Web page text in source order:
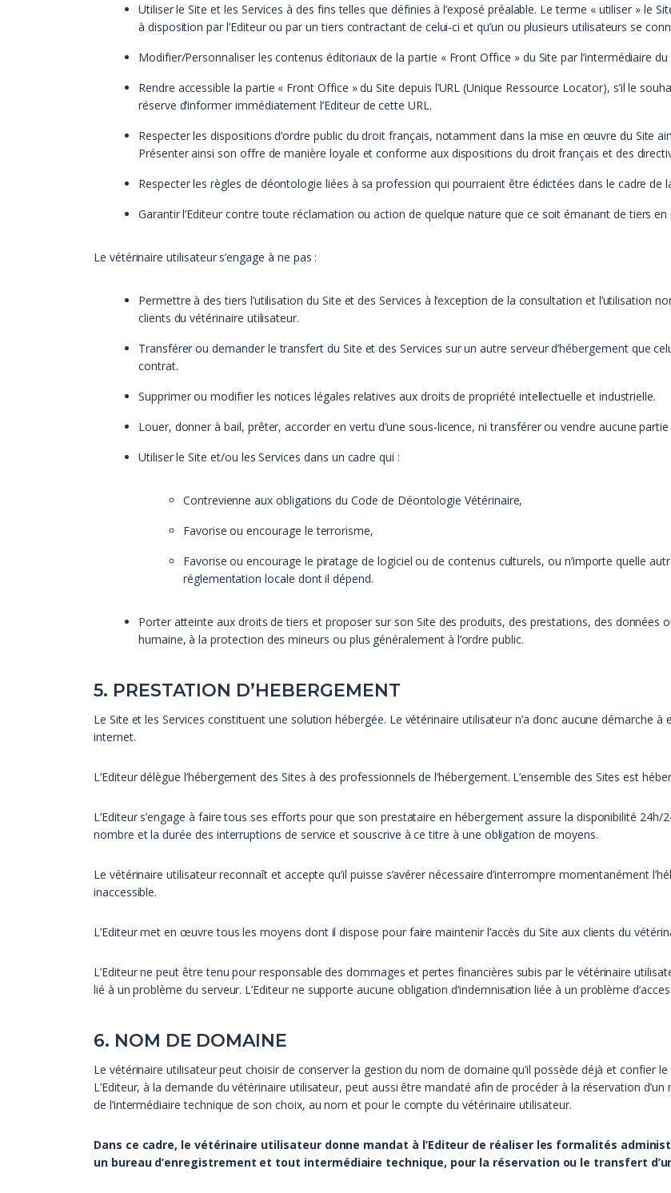
Utiliser le Site et les Services à des fins telles que définies à l’exposé préalable. Le terme « utiliser » le
à disposition par l’Editeur ou par un tiers contractant de celui-ci et qu’un ou plusieurs utilisateurs se
Modifier/Personnaliser les contenus éditoriaux de la partie « Front Office » du Site par l’intermédiaire
Rendre accessible la partie « Front Office » du Site depuis l’URL (Unique Ressource Locator), s’il le
réserve d’informer immédiatement l’Editeur de cette URL.
Respecter les dispositions d’ordre public du droit français, notamment dans la mise en œuvre du Site
Présenter ainsi son offre de manière loyale et conforme aux dispositions du droit français et des
Respecter les règles de déontologie liées à sa profession qui pourraient être édictées dans le cadre de
Garantir l’Editeur contre toute réclamation ou action de quelque nature que ce soit émanant de tiers en
Le vétérinaire utilisateur s’engage à ne pas :
Permettre à des tiers l’utilisation du Site et des Services à l’exception de la consultation et l’utilisation
clients du vétérinaire utilisateur.
Transférer ou demander le transfert du Site et des Services sur un autre serveur d’hébergement que
contrat.
Supprimer ou modifier les notices légales relatives aux droits de propriété intellectuelle et industrielle.
Louer, donner à bail, prêter, accorder en vertu d’une sous-licence, ni transférer ou vendre aucune
Utiliser le Site et/ou les Services dans un cadre qui :
Contrevienne aux obligations du Code de Déontologie Vétérinaire,
Favorise ou encourage le terrorisme,
Favorise ou encourage le piratage de logiciel ou de contenus culturels, ou n’importe quelle
réglementation locale dont il dépend.
Porter atteinte aux droits de tiers et proposer sur son Site des produits, des prestations, des
humaine, à la protection des mineurs ou plus généralement à l’ordre public.
5. PRESTATION D’HEBERGEMENT
Le Site et les Services constituent une solution hébergée. Le vétérinaire utilisateur n’a donc aucune démarche
internet.
L’Editeur délègue l’hébergement des Sites à des professionnels de l’hébergement. L’ensemble des Sites est
L’Editeur s’engage à faire tous ses efforts pour que son prestataire en hébergement assure la disponibilité 24h/
nombre et la durée des interruptions de service et souscrive à ce titre à une obligation de moyens.
Le vétérinaire utilisateur reconnaît et accepte qu’il puisse s’avérer nécessaire d’interrompre momentanément
inaccessible.
L’Editeur met en œuvre tous les moyens dont il dispose pour faire maintenir l’accès du Site aux clients du
L’Editeur ne peut être tenu pour responsable des dommages et pertes financières subis par le vétérinaire
lié à un problème du serveur. L’Editeur ne supporte aucune obligation d’indemnisation liée à un problème
6. NOM DE DOMAINE
Le vétérinaire utilisateur peut choisir de conserver la gestion du nom de domaine qu’il possède déjà et confier
L’Editeur, à la demande du vétérinaire utilisateur, peut aussi être mandaté afin de procéder à la réservation
de l’intermédiaire technique de son choix, au nom et pour le compte du vétérinaire utilisateur.
Dans ce cadre, le vétérinaire utilisateur donne mandat à l’Editeur de réaliser les formalités
un bureau d’enregistrement et tout intermédiaire technique, pour la réservation ou le transfert